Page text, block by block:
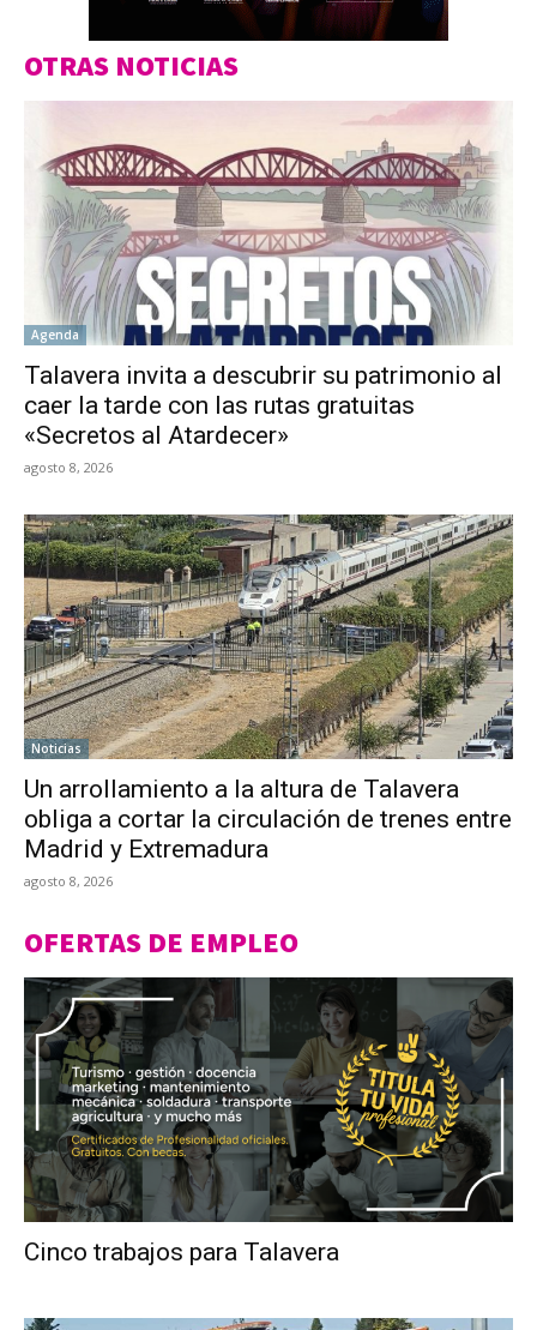
OTRAS NOTICIAS
Agenda
Talavera invita a descubrir su patrimonio al
caer la tarde con las rutas gratuitas
«Secretos al Atardecer»
agosto 8, 2026
Noticias
Un arrollamiento a la altura de Talavera
obliga a cortar la circulación de trenes entre
Madrid y Extremadura
agosto 8, 2026
OFERTAS DE EMPLEO
Cinco trabajos para Talavera